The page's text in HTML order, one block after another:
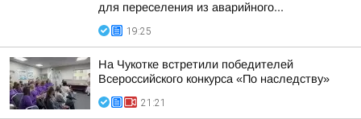
для переселения из аварийного...
19:25
На Чукотке встретили победителей
Всероссийского конкурса «По наследству»
21:21